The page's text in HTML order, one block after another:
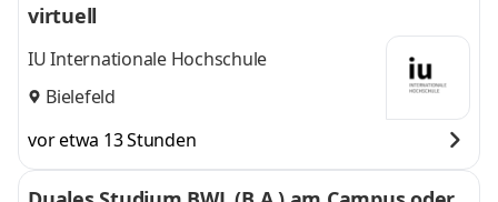
virtuell
IU Internationale Hochschule
Bielefeld
vor etwa 13 Stunden